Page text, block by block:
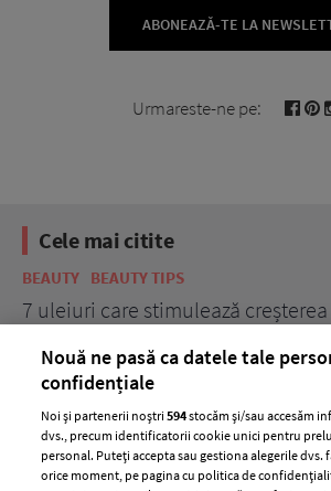
ABONEAZĂ-TE LA
Urmareste-ne pe:
Cele mai citite
BEAUTY BEAUTY TIPS
7 uleiuri care stimulează
Nouă ne pasă ca datele tale
confidențiale
Noi și partenerii noștri594stocăm și/sau accesăm
dvs., precum identificatorii cookie unici pentru
personal. Puteți accepta sau gestiona alegerile dvs.
orice moment, pe pagina cu politica de